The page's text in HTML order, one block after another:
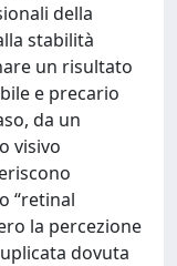
della
stabilità
un risultato
e precario
da un
visivo
“retinal
la percezione
dovuta